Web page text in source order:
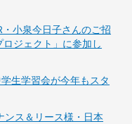
・小泉今日子さんのご招
ジェクト」に参加し
生学習会が今年もスタ
ンス＆リース様・日本